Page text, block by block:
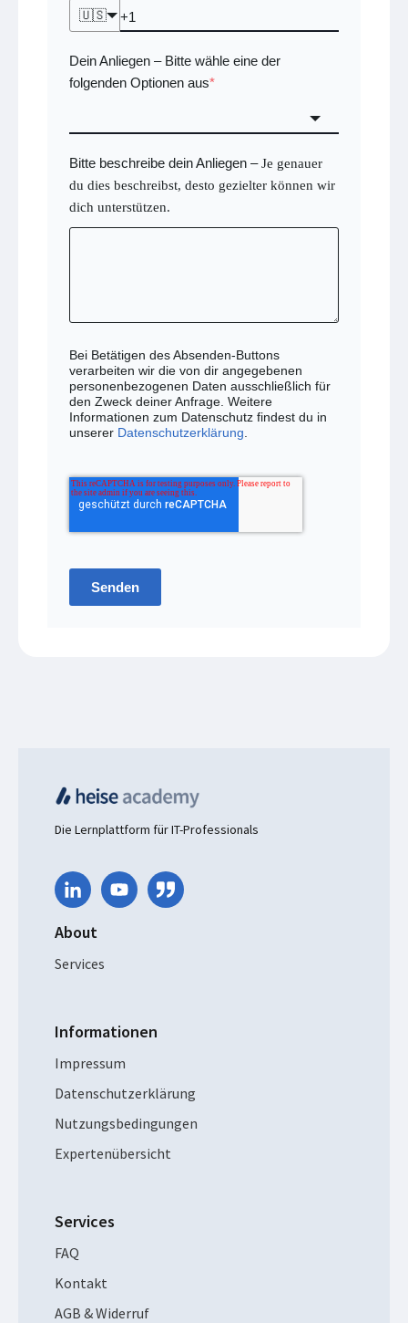
🇺🇸
Dein Anliegen –Bitte wähle eine der
folgenden Optionen aus*
Bitte beschreibe dein Anliegen – Je genauer
du dies beschreibst, desto gezielter können wir
dich unterstützen.
Bei Betätigen des Absenden-Buttons
verarbeiten wir die von dir angegebenen
personenbezogenen Daten ausschließlich für
den Zweck deiner Anfrage. Weitere
Informationen zum Datenschutz findest du in
unserer Datenschutzerklärung
Senden
Die Lernplattform für IT-Professionals
About
Services
Informationen
Impressum
Datenschutzerklärung
Nutzungsbedingungen
Expertenübersicht
Services
FAQ
Kontakt
AGB & Widerruf